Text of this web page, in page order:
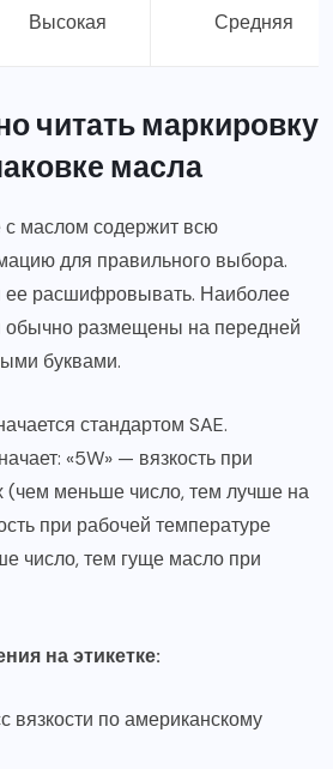
Высокая Средняя
читать маркировку
масла
с маслом содержит всю
для правильного выбора.
ее расшифровывать. Наиболее
обычно размещены на передней
буквами.
стандартом SAE.
«5W» — вязкость при
(чем меньше число, тем лучше на
при рабочей температуре
число, тем гуще масло при
на этикетке:
вязкости по американскому